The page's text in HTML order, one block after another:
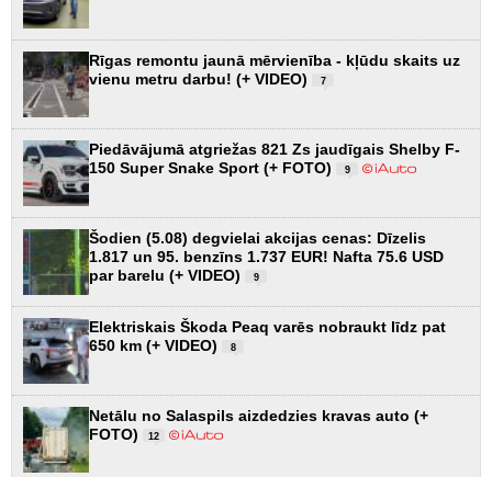
Rīgas remontu jaunā mērvienība - kļūdu skaits uz
vienu metru darbu! (+ VIDEO)
7
Piedāvājumā atgriežas 821 Zs jaudīgais Shelby F-
150 Super Snake Sport (+ FOTO)
9
Šodien (5.08) degvielai akcijas cenas: Dīzelis
1.817 un 95. benzīns 1.737 EUR! Nafta 75.6 USD
par barelu (+ VIDEO)
9
Elektriskais Škoda Peaq varēs nobraukt līdz pat
650 km (+ VIDEO)
8
Netālu no Salaspils aizdedzies kravas auto (+
FOTO)
12